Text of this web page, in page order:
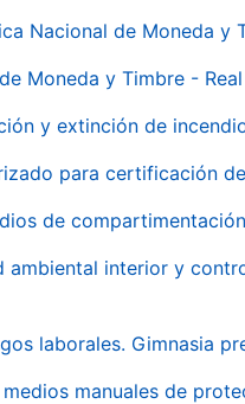
Nacional de Moneda y
Moneda y Timbre -
y extinción de
para certificación
de
interior y
laborales. Gimnasia
manuales de